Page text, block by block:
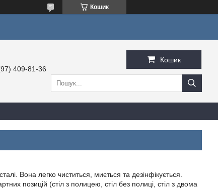
Кошик
409-81-36
Кошик
Вона легко чиститься, миється та дезінфікується.
позицій (стіл з полицею, стіл без полиці, стіл з двома